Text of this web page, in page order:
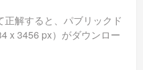
解すると、パブリックド
x 3456 px）がダウンロー